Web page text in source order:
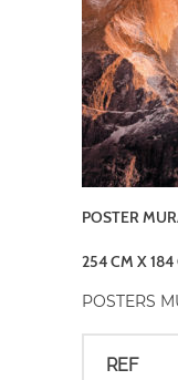
POSTER
254 CM X 184
POSTERS
REF